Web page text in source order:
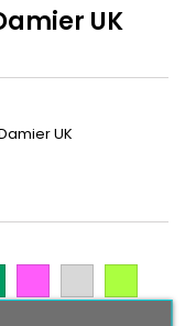
UK
UK
ArgentCitron